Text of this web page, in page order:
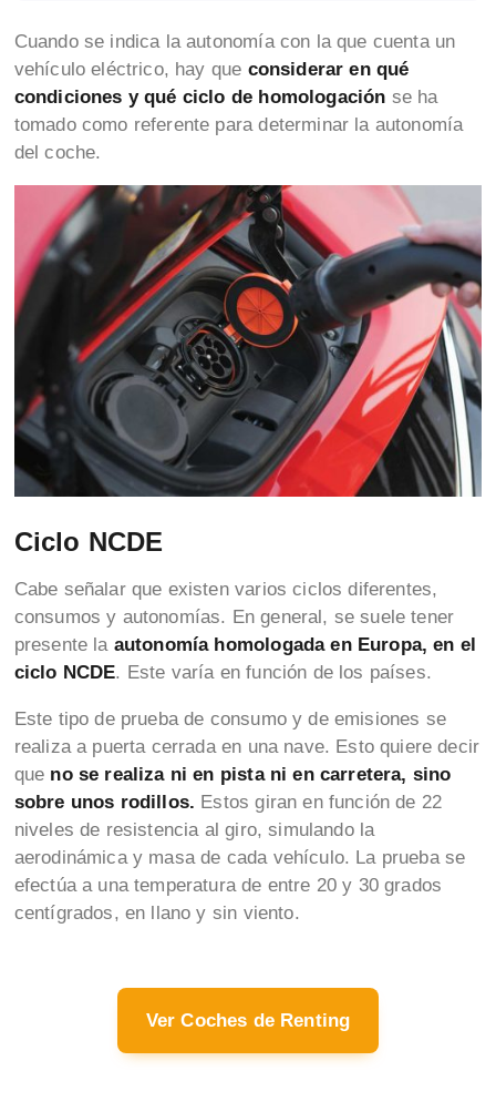
Cuando se indica la autonomía con la que cuenta un
vehículo eléctrico, hay que considerar en qué
condiciones y qué ciclo de homologación se ha
tomado como referente para determinar la autonomía
del coche.
Ciclo NCDE
Cabe señalar que existen varios ciclos diferentes,
consumos y autonomías. En general, se suele tener
presente la autonomía homologada en Europa, en el
ciclo NCDE. Este varía en función de los países.
Este tipo de prueba de consumo y de emisiones se
realiza a puerta cerrada en una nave. Esto quiere decir
que no se realiza ni en pista ni en carretera, sino
sobre unos rodillos. Estos giran en función de 22
niveles de resistencia al giro, simulando la
aerodinámica y masa de cada vehículo. La prueba se
efectúa a una temperatura de entre 20 y 30 grados
centígrados, en llano y sin viento.
Ver Coches de Renting